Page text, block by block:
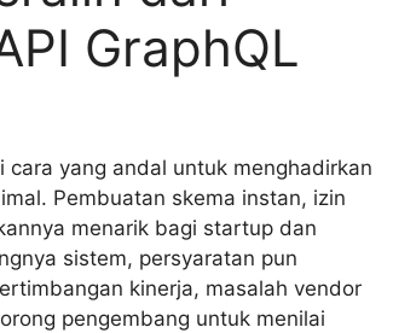
GraphQL
yang andal untuk menghadirkan
Pembuatan skema instan, izin
menarik bagi startup dan
sistem, persyaratan pun
kinerja, masalah vendor
pengembang untuk menilai